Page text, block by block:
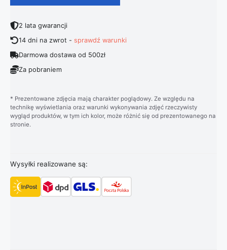
2 lata gwarancji
14 dni na zwrot -sprawdź warunki
Darmowa dostawa od 500zł
Za pobraniem
* Prezentowane zdjęcia mają charakter poglądowy. Ze względu na
technikę wyświetlania oraz warunki wykonywania zdjęć rzeczywisty
wygląd produktów, w tym ich kolor, może różnić się od prezentowanego na
stronie.
Wysyłki realizowane są: